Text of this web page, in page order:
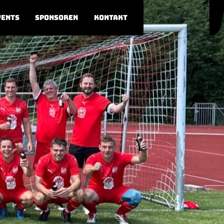
Sponsoren Kontakt